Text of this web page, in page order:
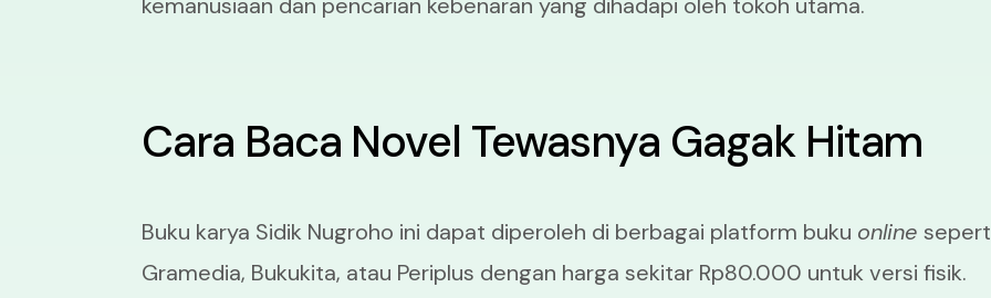
Cara Baca Novel Tewasnya Gagak Hitam
Buku karya Sidik Nugroho ini dapat diperoleh di berbagai platform buku online
Gramedia, Bukukita, atau Periplus dengan harga sekitar Rp80.000 untuk versi fisik.